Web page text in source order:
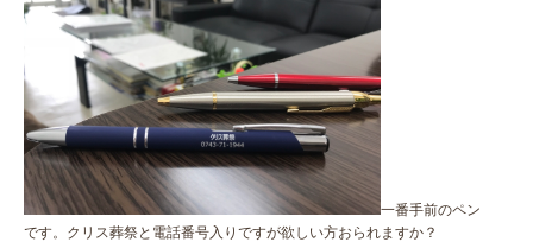
一番手前のペン
です。クリス葬祭と電話番号入りですが欲しい方おられますか？